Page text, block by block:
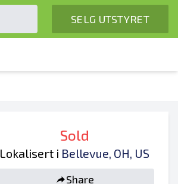
SELG UTSTYRET
Sold
Lokalisert i Bellevue, OH, US
Share